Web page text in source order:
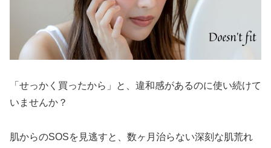
「せっかく買ったから」と、違和感があるのに使い続けて
いませんか？
肌からのSOSを見逃すと、数ヶ月治らない深刻な肌荒れ